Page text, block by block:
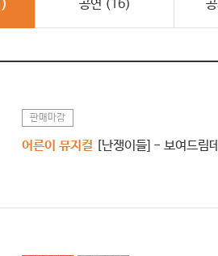
) 공연 (16)
판매마감
어른이 뮤지컬 [난쟁이들] - 보여드림